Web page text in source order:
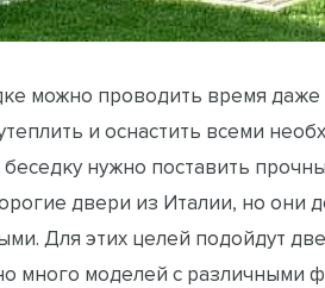
можно проводить время
и оснастить всеми
нужно поставить
двери из Италии, но они
Для этих целей подойдут
много моделей с различными